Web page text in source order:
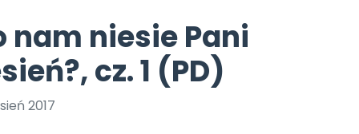
Nowości
Zapowiedzi
Pomoc zwierzętom
Książka (dla) Przedszkolaka
Promowanie czytelnictwa
TikTok
Zobacz nas na TikToku
YouTube
nam niesie Pani
cz. 1 (PD)
2017